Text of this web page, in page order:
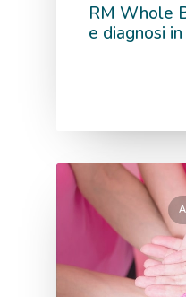
Dicembre 2022
Novembre 2022
Maggio 2021
Dicembre 2020
Ottobre 2020
Maggio 2020
Gennaio 2020
Dicembre 2019
RM Whole
e diagnosi